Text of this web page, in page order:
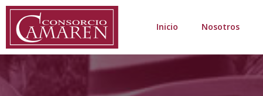
Inicio Nosotros